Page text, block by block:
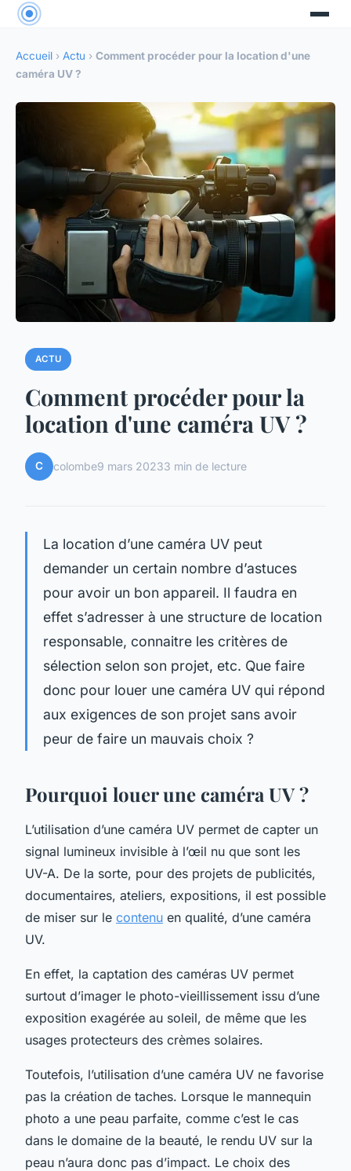
Accueil › Actu › Comment procéder pour la location d'une
caméra UV ?
ACTU
Comment procéder pour la
location d'une caméra UV ?
C colombe9 mars 20233 min de lecture
La location d’une caméra UV peut
demander un certain nombre d’astuces
pour avoir un bon appareil. Il faudra en
effet s’adresser à une structure de location
responsable, connaitre les critères de
sélection selon son projet, etc. Que faire
donc pour louer une caméra UV qui répond
aux exigences de son projet sans avoir
peur de faire un mauvais choix ?
Pourquoi louer une caméra UV ?
L’utilisation d’une caméra UV permet de capter un
signal lumineux invisible à l’œil nu que sont les
UV-A. De la sorte, pour des projets de publicités,
documentaires, ateliers, expositions, il est possible
de miser sur le contenu en qualité, d’une caméra
UV.
En effet, la captation des caméras UV permet
surtout d’imager le photo-vieillissement issu d’une
exposition exagérée au soleil, de même que les
usages protecteurs des crèmes solaires.
Toutefois, l’utilisation d’une caméra UV ne favorise
pas la création de taches. Lorsque le mannequin
photo a une peau parfaite, comme c’est le cas
dans le domaine de la beauté, le rendu UV sur la
peau n’aura donc pas d’impact. Le choix des